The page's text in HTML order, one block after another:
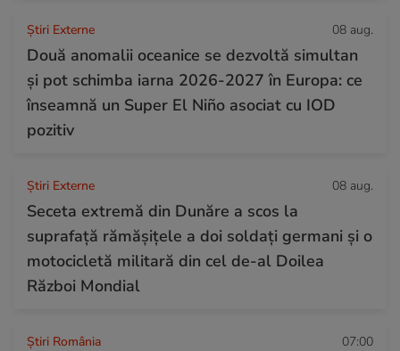
Știri Externe 08 aug.
Două anomalii oceanice se dezvoltă simultan
și pot schimba iarna 2026-2027 în Europa: ce
înseamnă un Super El Niño asociat cu IOD
pozitiv
Știri Externe 08 aug.
Seceta extremă din Dunăre a scos la
suprafață rămășițele a doi soldați germani și o
motocicletă militară din cel de-al Doilea
Război Mondial
Știri România 07:00